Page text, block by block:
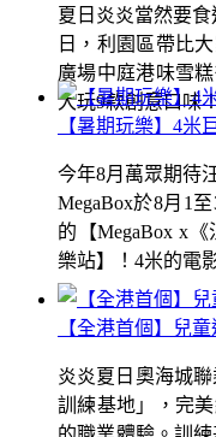
夏日炎炎當然要
日，利園區帶比
廣場中庭港味雪
大玩9款創意口味
【全港首個】兒
炎炎夏日奧海城
訓練基地」，完
【暑期玩樂】4米
今年8月萬眾期待
MegaBox於8月1
的【MegaBox x
樂站】！4米的電